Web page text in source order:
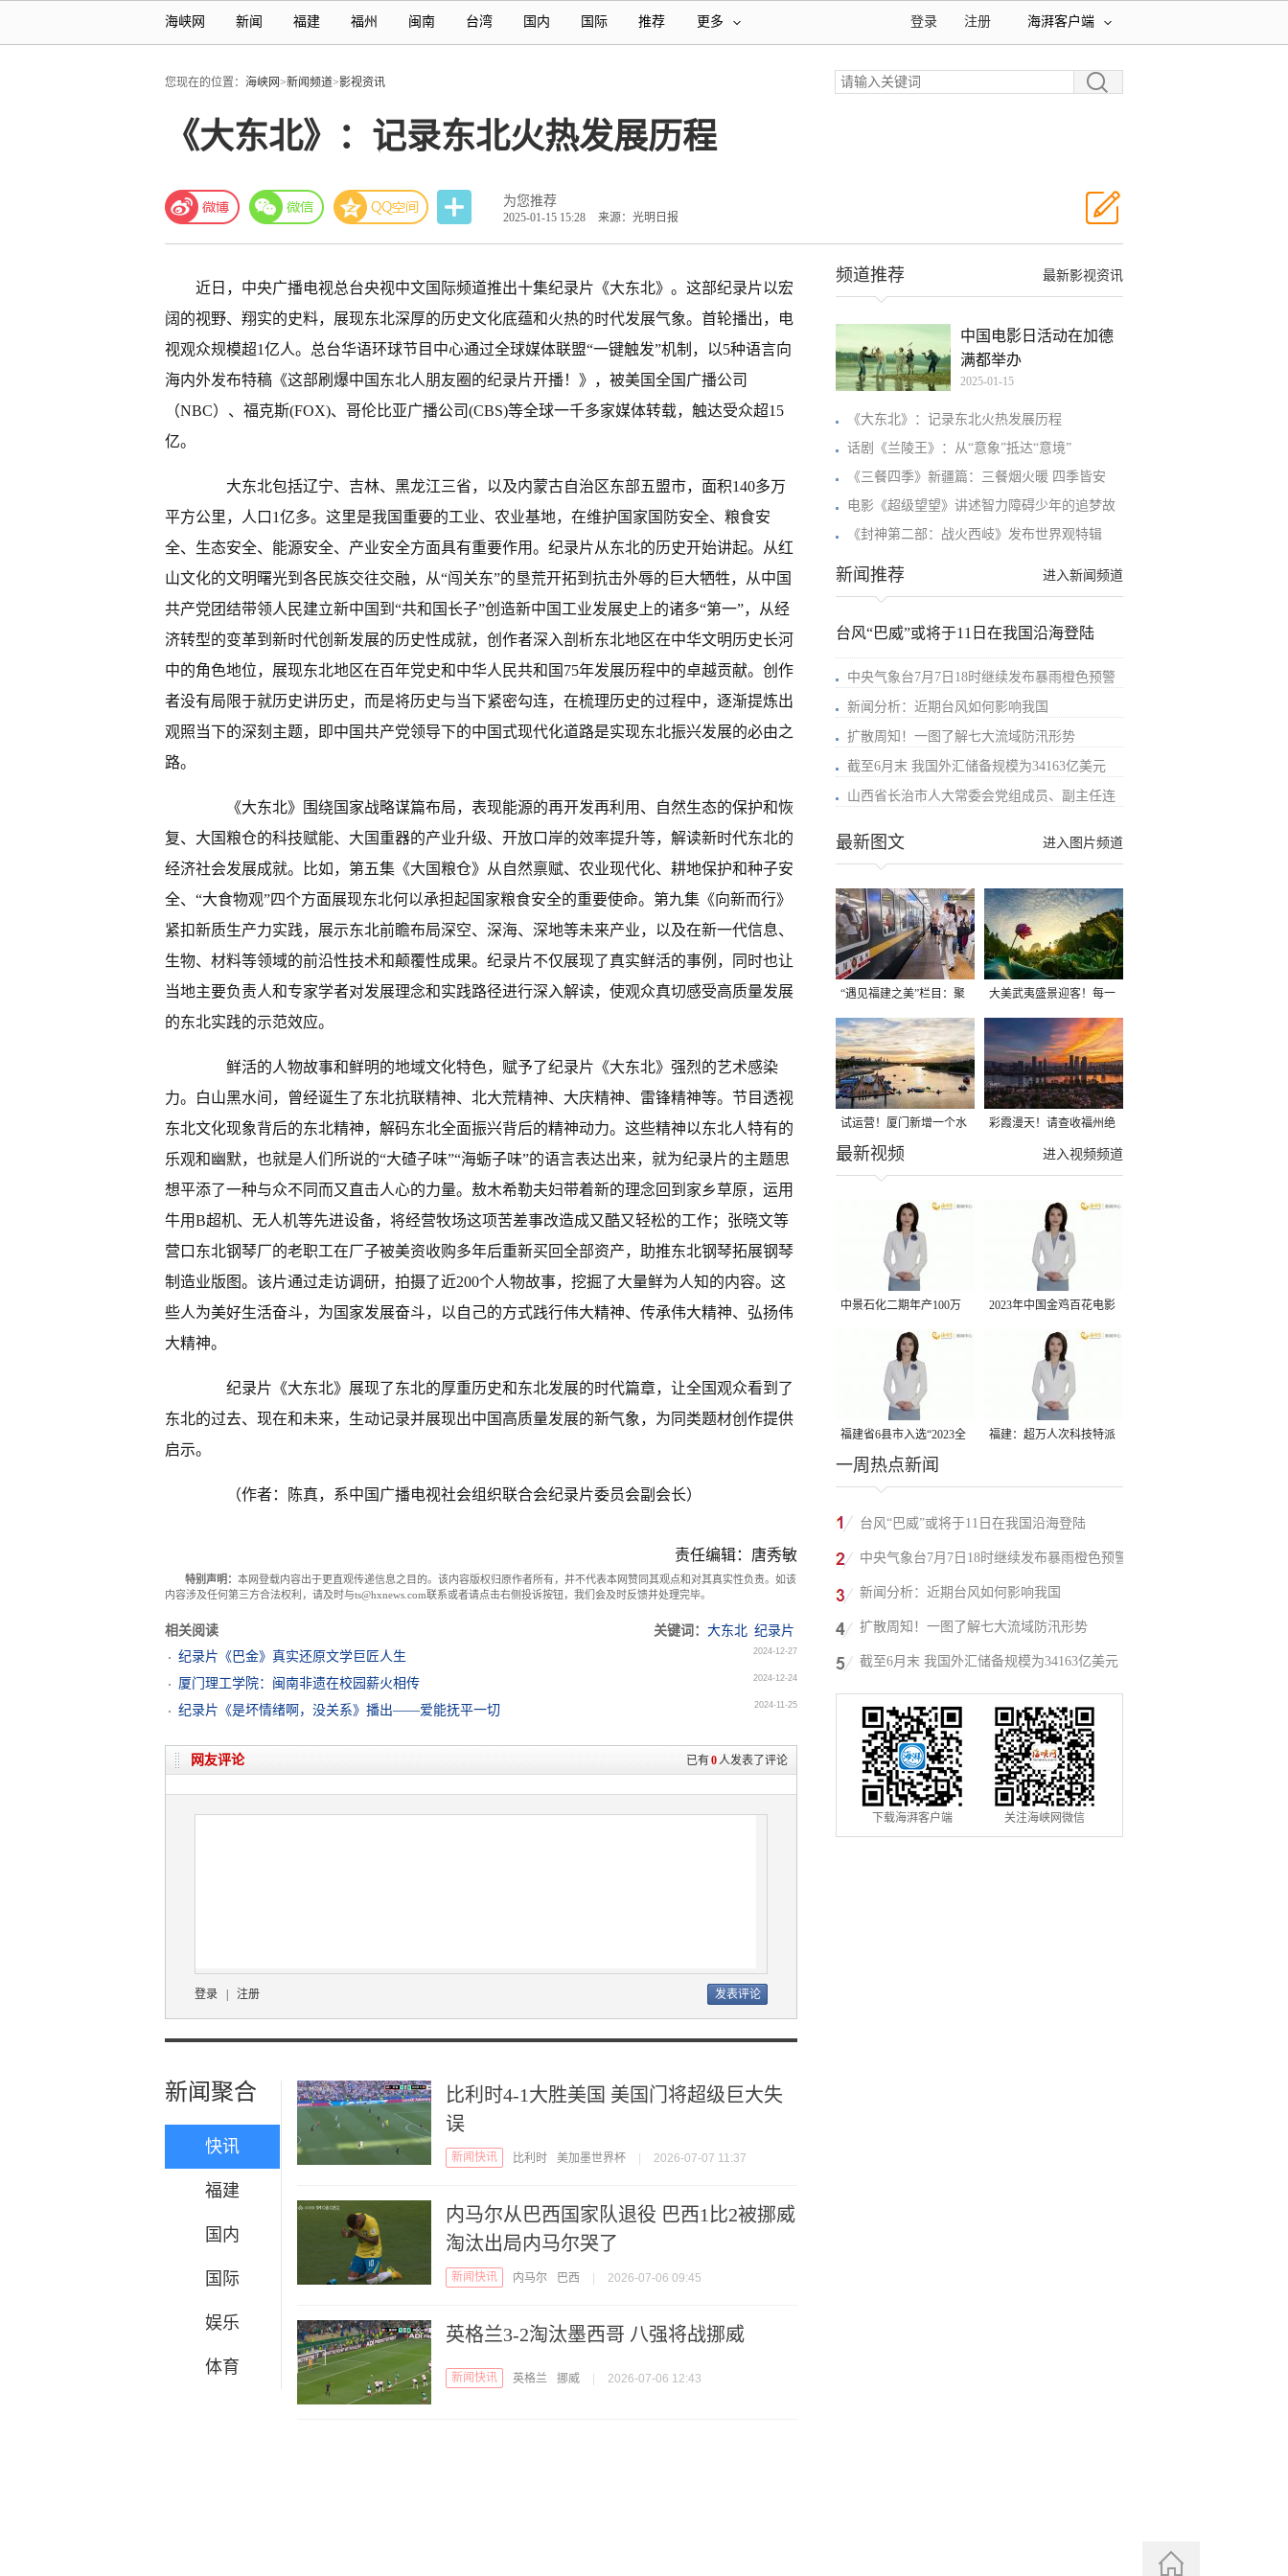
海峡网 新闻 福建 福州 闽南 台湾 国内 国际 推荐 更多 海湃客户端
注册
登录
您现在的位置： 海峡网>新闻频道>影视资讯
《大东北》：记录东北火热发展历程
为您推荐
2025-01-15 15:28 来源：光明日报
近日，中央广播电视总台央视中文国际频道推出十集纪录片《大东北》。这部纪录片以宏
阔的视野、翔实的史料，展现东北深厚的历史文化底蕴和火热的时代发展气象。首轮播出，电
视观众规模超1亿人。总台华语环球节目中心通过全球媒体联盟“一键触发”机制，以5种语言向
海内外发布特稿《这部刷爆中国东北人朋友圈的纪录片开播！》，被美国全国广播公司
（NBC）、福克斯(FOX)、哥伦比亚广播公司(CBS)等全球一千多家媒体转载，触达受众超15
亿。
大东北包括辽宁、吉林、黑龙江三省，以及内蒙古自治区东部五盟市，面积140多万
平方公里，人口1亿多。这里是我国重要的工业、农业基地，在维护国家国防安全、粮食安
全、生态安全、能源安全、产业安全方面具有重要作用。纪录片从东北的历史开始讲起。从红
山文化的文明曙光到各民族交往交融，从“闯关东”的垦荒开拓到抗击外辱的巨大牺牲，从中国
共产党团结带领人民建立新中国到“共和国长子”创造新中国工业发展史上的诸多“第一”，从经
济转型的变革到新时代创新发展的历史性成就，创作者深入剖析东北地区在中华文明历史长河
中的角色地位，展现东北地区在百年党史和中华人民共和国75年发展历程中的卓越贡献。创作
者没有局限于就历史讲历史，而是将历史与当下紧密勾连，在梳理历史的过程中，逐渐提炼出
观照当下的深刻主题，即中国共产党领导下的中国式现代化道路是实现东北振兴发展的必由之
路。
《大东北》围绕国家战略谋篇布局，表现能源的再开发再利用、自然生态的保护和恢
复、大国粮仓的科技赋能、大国重器的产业升级、开放口岸的效率提升等，解读新时代东北的
经济社会发展成就。比如，第五集《大国粮仓》从自然禀赋、农业现代化、耕地保护和种子安
全、“大食物观”四个方面展现东北何以承担起国家粮食安全的重要使命。第九集《向新而行》
紧扣新质生产力实践，展示东北前瞻布局深空、深海、深地等未来产业，以及在新一代信息、
生物、材料等领域的前沿性技术和颠覆性成果。纪录片不仅展现了真实鲜活的事例，同时也让
当地主要负责人和专家学者对发展理念和实践路径进行深入解读，使观众真切感受高质量发展
的东北实践的示范效应。
鲜活的人物故事和鲜明的地域文化特色，赋予了纪录片《大东北》强烈的艺术感染
力。白山黑水间，曾经诞生了东北抗联精神、北大荒精神、大庆精神、雷锋精神等。节目透视
东北文化现象背后的东北精神，解码东北全面振兴背后的精神动力。这些精神以东北人特有的
乐观和幽默，也就是人们所说的“大碴子味”“海蛎子味”的语言表达出来，就为纪录片的主题思
想平添了一种与众不同而又直击人心的力量。敖木希勒夫妇带着新的理念回到家乡草原，运用
牛用B超机、无人机等先进设备，将经营牧场这项苦差事改造成又酷又轻松的工作；张晓文等
营口东北钢琴厂的老职工在厂子被美资收购多年后重新买回全部资产，助推东北钢琴拓展钢琴
制造业版图。该片通过走访调研，拍摄了近200个人物故事，挖掘了大量鲜为人知的内容。这
些人为美好生活奋斗，为国家发展奋斗，以自己的方式践行伟大精神、传承伟大精神、弘扬伟
大精神。
纪录片《大东北》展现了东北的厚重历史和东北发展的时代篇章，让全国观众看到了
东北的过去、现在和未来，生动记录并展现出中国高质量发展的新气象，为同类题材创作提供
启示。
（作者：陈真，系中国广播电视社会组织联合会纪录片委员会副会长）
责任编辑：唐秀敏
特别声明： 本网登载内容出于更直观传递信息之目的。该内容版权归原作者所有，并不代表本网赞同其观点和对其真实性负责。如该
内容涉及任何第三方合法权利，请及时与ts@hxnews.com联系或者请点击右侧投诉按钮，我们会及时反馈并处理完毕。
相关阅读 关键词： 大东北 纪录片
纪录片《巴金》真实还原文学巨匠人生
2024-12-27
厦门理工学院：闽南非遗在校园薪火相传 2024-12-24
纪录片《是坏情绪啊，没关系》播出——爱能抚平一切 2024-11-25
已有0人发表了评论
网友评论
登录 注册
新闻聚合
快讯
福建
国内
国际
娱乐
体育
比利时4-1大胜美国 美国门将超级巨大失
误
新闻快讯 比利时 美加墨世界杯 2026-07-07 11:37
内马尔从巴西国家队退役 巴西1比2被挪威
淘汰出局内马尔哭了
新闻快讯 内马尔 巴西 2026-07-06 09:45
英格兰3-2淘汰墨西哥 八强将战挪威
新闻快讯 英格兰 挪威 2026-07-06 12:43
最新影视资讯
频道推荐
中国电影日活动在加德
满都举办
2025-01-15
《大东北》：记录东北火热发展历程
话剧《兰陵王》：从“意象”抵达“意境”
《三餐四季》新疆篇：三餐烟火暖 四季皆安
电影《超级望望》讲述智力障碍少年的追梦故
《封神第二部：战火西岐》发布世界观特辑
进入新闻频道
新闻推荐
台风“巴威”或将于11日在我国沿海登陆
中央气象台7月7日18时继续发布暴雨橙色预警
新闻分析：近期台风如何影响我国
扩散周知！一图了解七大流域防汛形势
截至6月末 我国外汇储备规模为34163亿美元
山西省长治市人大常委会党组成员、副主任连
进入图片频道
最新图文
“遇见福建之美”栏目：聚
焦福建一周大事记
大美武夷盛景迎客！每一
种打开方式都值得你亲身
来试
试运营！厦门新增一个水
上运动综合体！
彩霞漫天！请查收福州绝
进入视频频道
最新视频
中景石化二期年产100万
吨丙烷脱氢项目建成中交
2023年中国金鸡百花电影
节有福电影巡展31日启动
福建省6县市入选“2023全
国县域发展潜力百强县”
福建：超万人次科技特派
一周热点新闻
台风“巴威”或将于11日在我国沿海登陆
中央气象台7月7日18时继续发布暴雨橙色预警
新闻分析：近期台风如何影响我国
扩散周知！一图了解七大流域防汛形势
截至6月末 我国外汇储备规模为34163亿美元
下载海湃客户端 关注海峡网微信